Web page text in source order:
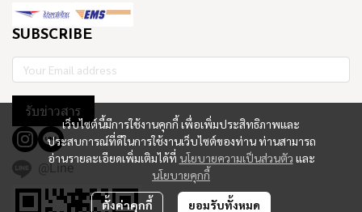
เว็บไซต์นี้มีการใช้งานคุกกี้ เพื่อเพิ่มประสิทธิภาพและ
ประสบการณ์ที่ดีในการใช้งานเว็บไซต์ของท่าน ท่านสามารถ
อ่านรายละเอียดเพิ่มเติมได้ที่ นโยบายความเป็นส่วนตัว และ
นโยบายคุกกี้
ตั้งค่าคุกกี้ ยอมรับทั้งหมด
SUBSCRIBE
รับข่าวสาร
@Line